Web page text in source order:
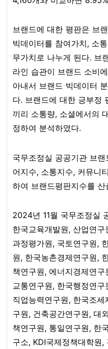
브랜드에 대한 평판은 브
빅데이터를 참여가치, 소
무가치로 나누게 된다. 브
라인 습관이 브랜드 소비
아내서 브랜드 빅데이터
다. 브랜드에 대한 긍부정
끼리 소통량, 소셜에서의
정하여 분석하였다.​​​​​​​
국무조정실 공공기관 브
어지수, 소통지수, 커뮤니
하여 브랜드평판지수를 산
2024년 11월 국무조정실
한국교육개발원, 산업연
과정평가원, 국토연구원,
원, 한국농촌경제연구원,
책연구원, 에너지경제연
교통연구원, 한국행정연
직업능력연구원, 한국조
구원, 건축공간연구원, 대
책연구원, 통일연구원, 한
구소, KDI국제정책대학원,